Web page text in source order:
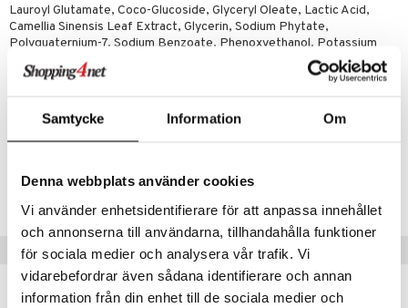
Samtycke Information Om
Denna webbplats använder cookies
Vi använder enhetsidentifierare för att anpassa innehållet
och annonserna till användarna, tillhandahålla funktioner
för sociala medier och analysera vår trafik. Vi
vidarebefordrar även sådana identifierare och annan
information från din enhet till de sociala medier och
Lauroyl Glutamate, Coco-Glucoside, Glyceryl Oleate, Lactic Acid,
Camellia Sinensis Leaf Extract, Glycerin, Sodium Phytate,
Polyquaternium-7, Sodium Benzoate, Phenoxyethanol, Potassium
Sorbate, Citronellol, Coumarin, Hexyl Cinnamal, Limonene, Linalool,
Citrus Aurantium Peel Oil, Ci 19140, Ci 28440
Artikelnr
Lägsta pris senaste 30 dagarna: 36 kr
Populära produkter